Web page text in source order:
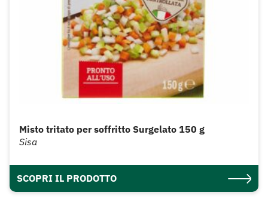
Misto tritato per soffritto Surgelato 150 g
Sisa
SCOPRI IL PRODOTTO